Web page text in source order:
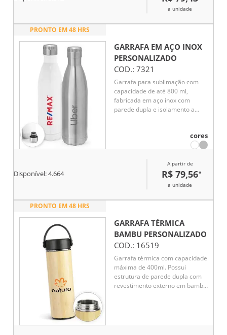
a unidade
PRONTO EM 48 HRS
GARRAFA EM AÇO INOX
PERSONALIZADO
COD.: 7321
Garrafa para sublimação com
capacidade de até 800 ml,
fabricada em aço inox com
parede dupla e isolamento a
temperatura por mais tempo.
cores
Disponível:4.664
A partir de
R$ 79,56*
a unidade
PRONTO EM 48 HRS
GARRAFA TÉRMICA
BAMBU PERSONALIZADO
COD.: 16519
Garrafa térmica com capacidade
máxima de 400ml. Possui
estrutura de parede dupla com
revestimento externo em bambu